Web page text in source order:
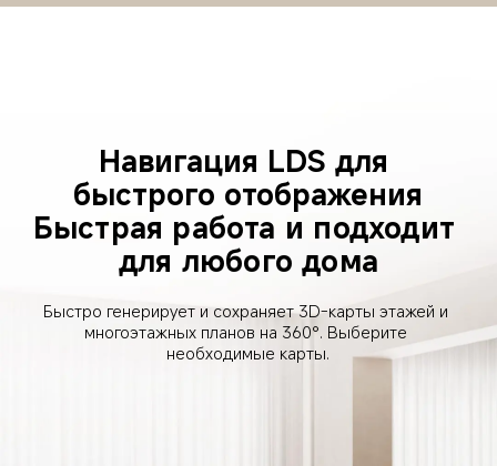
Навигация LDS для
быстрого отображения
Быстрая работа и подходит
для любого дома
Быстро генерирует и сохраняет 3D-карты этажей и
многоэтажных планов на 360°. Выберите
необходимые карты.